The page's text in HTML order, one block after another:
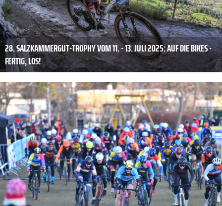
28. SALZKAMMERGUT-TROPHY VOM 11. - 13. JULI 2025: AUF DIE BIKES -
FERTIG, LOS!